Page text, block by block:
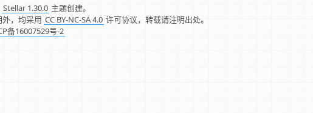
Stellar 1.30.0 主题创建。
，均采用 CC BY-NC-SA 4.0 许可协议，转载请注明出处。
备16007529号-2